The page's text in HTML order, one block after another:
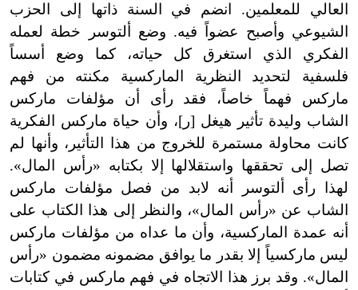
العالي للمعلمين. انضم في السنة ذاتها إلى الحزب
الشيوعي وأصبح عضواً فيه. وضع ألتوسر خطة لعمله
الفكري الذي استغرق كل حياته، كما وضع أسساً
فلسفية لتحديد النظرية الماركسية مكنته من فهم
ماركس فهماً خاصاً، فقد رأى أن مؤلفات ماركس
الشاب وليدة تأثير هيغل [ر]، وأن حياة ماركس الفكرية
كانت محاولة مستمرة للخروج من هذا التأثير، وأنها لم
تصل إلى تحققها واستقلالها إلا بكتابه «رأس المال»
.
لهذا رأى ألتوسر أنه لابد من فصل مؤلفات ماركس
الشاب عن «رأس المال»، والنظر إلى هذا الكتاب على
أنه عمدة الماركسية، وأن ما عداه من مؤلفات ماركس
ليس ماركسياً إلا بقدر ما يوافق مضمونه مضمون «رأس
المال». وقد برز هذا الاتجاه في فهم ماركس في كتابات